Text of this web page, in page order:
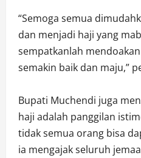
“Semoga semua
dan menjadi haji yang
sempatkanlah
semakin baik dan maju,”
Bupati Muchendi juga
haji adalah panggilan
tidak semua orang bisa
ia mengajak seluruh